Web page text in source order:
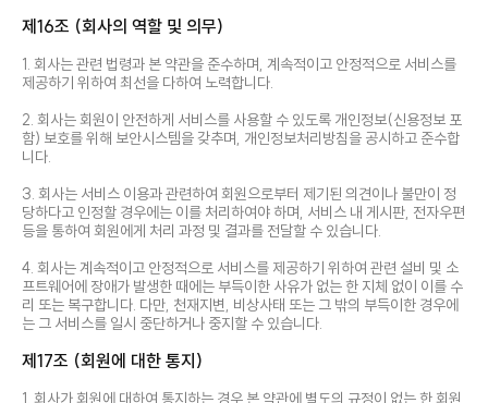
제16조 (회사의 역할 및 의무)
1. 회사는 관련 법령과 본 약관을 준수하며, 계속적이고 안정적으로 서비스를
제공하기 위하여 최선을 다하여 노력합니다.
2. 회사는 회원이 안전하게 서비스를 사용할 수 있도록 개인정보(신용정보 포
함) 보호를 위해 보안시스템을 갖추며, 개인정보처리방침을 공시하고 준수합
니다.
3. 회사는 서비스 이용과 관련하여 회원으로부터 제기된 의견이나 불만이 정
당하다고 인정할 경우에는 이를 처리하여야 하며, 서비스 내 게시판, 전자우편
등을 통하여 회원에게 처리 과정 및 결과를 전달할 수 있습니다.
4. 회사는 계속적이고 안정적으로 서비스를 제공하기 위하여 관련 설비 및 소
프트웨어에 장애가 발생한 때에는 부득이한 사유가 없는 한 지체 없이 이를 수
리 또는 복구합니다. 다만, 천재지변, 비상사태 또는 그 밖의 부득이한 경우에
는 그 서비스를 일시 중단하거나 중지할 수 있습니다.
제17조 (회원에 대한 통지)
1. 회사가 회원에 대하여 통지하는 경우 본 약관에 별도의 규정이 없는 한 회원